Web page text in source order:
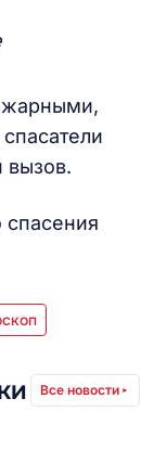
вызов.
Все новости